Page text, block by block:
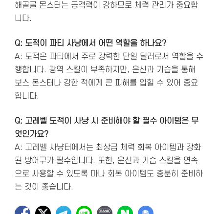
해골굴 몬스터는 공격력이 강하므로 체력 관리가 중요합
니다.
Q: 도적이 파티 사냥에서 어떤 역할을 하나요?
A: 도적은 파티에서 주로 강력한 단일 딜러로서 역할을 수
행합니다. 광역 스킬이 부족하지만, 은신과 기습을 통해
보스 몬스터나 강한 적에게 큰 피해를 입힐 수 있어 중요
합니다.
Q: 고레벨 도적이 사냥 시 준비해야 할 필수 아이템은 무
엇인가요?
A: 고레벨 사냥터에서는 최상급 체력 회복 아이템과 강화
된 방어구가 필수입니다. 또한, 은신과 기습 스킬을 연속
으로 사용할 수 있도록 마나 회복 아이템도 충분히 준비하
는 것이 좋습니다.